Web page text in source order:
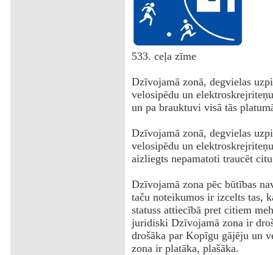
‌533. ceļa zīme
Dzīvojamā zonā, degvielas
velosipēdu un
un pa brauktuvi visā tās
Dzīvojamā zonā, degvielas
velosipēdu un
aizliegts nepamatoti traucēt
Dzīvojamā zona pēc būtības
taču noteikumos ir izcelts tas,
statuss attiecībā pret citiem
juridiski Dzīvojamā zona ir
drošāka par Kopīgu gājēju un
zona ir platāka, plašāka.